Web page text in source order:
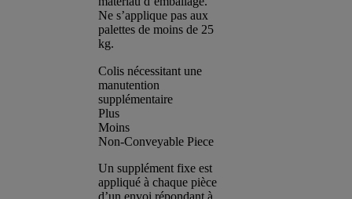
Ne s’applique pas aux
palettes de moins de 25
kg.
Colis nécessitant une
manutention
supplémentaire
Plus
Moins
Non-Conveyable Piece
Un supplément fixe est
appliqué à chaque pièce